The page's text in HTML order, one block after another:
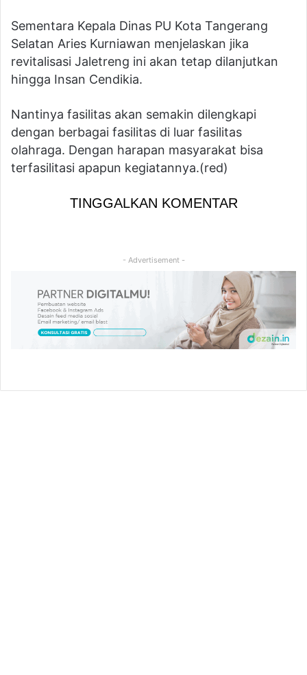
Sementara Kepala Dinas PU Kota Tangerang
Selatan Aries Kurniawan menjelaskan jika
revitalisasi Jaletreng ini akan tetap dilanjutkan
hingga Insan Cendikia.
Nantinya fasilitas akan semakin dilengkapi
dengan berbagai fasilitas di luar fasilitas
olahraga. Dengan harapan masyarakat bisa
terfasilitasi apapun kegiatannya.(red)
TINGGALKAN KOMENTAR
- Advertisement -